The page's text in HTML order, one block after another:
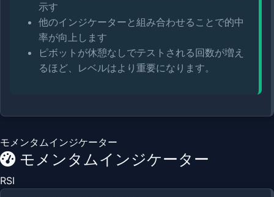
示す
他のインジケーターと組み合わせることで的中
率が向上します
ピボットが休憩なしでテストされる回数が増え
るほど、レベルはより重要になります。
モメンタムインジケーター
モメンタムインジケーター
RSI